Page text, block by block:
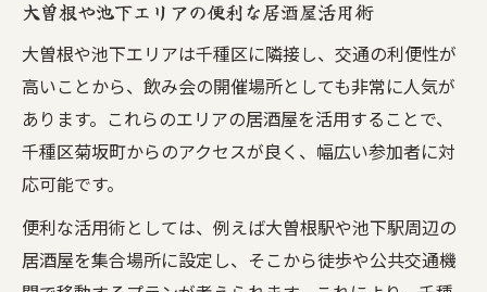
大曽根や池下エリアの便利な居酒屋活用術
大曽根や池下エリアは千種区に隣接し、交通の利便性が
高いことから、飲み会の開催場所としても非常に人気が
あります。これらのエリアの居酒屋を活用することで、
千種区菊坂町からのアクセスが良く、幅広い参加者に対
応可能です。
便利な活用術としては、例えば大曽根駅や池下駅周辺の
居酒屋を集合場所に設定し、そこから徒歩や公共交通機